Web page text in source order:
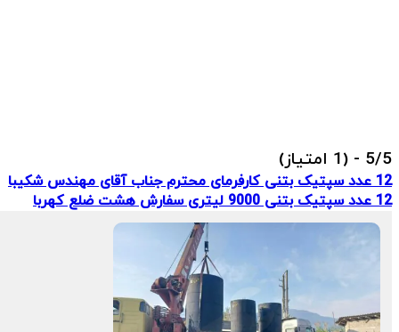
5/5 - (1 امتیاز)
12 عدد سپتیک بتنی کارفرمای محترم جناب آقای مهندس شکیبا
12 عدد سپتیک بتنی 9000 لیتری سفارش هشت ضلع کهربا